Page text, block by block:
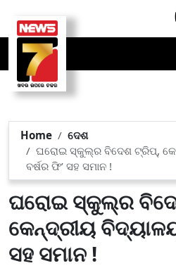
Home
ଦେଶ
ଘରୋଇ ସ୍କୁଲ୍‌ର ବିଦେଶ ଟ୍ରିପ୍‌‌,
ବର୍ଷର ଫି’ ସହ ସମାନ !
ଘରୋଇ ସ୍କୁଲ୍‌ର
କେନ୍ଦ୍ରୀୟ
ସହ ସମାନ !